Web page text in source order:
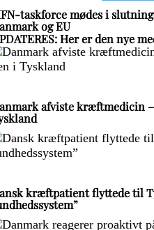
taskforce mødes i
og EU
Her er den nye
afviste kræftmedicin
kræftpatient flyttede til